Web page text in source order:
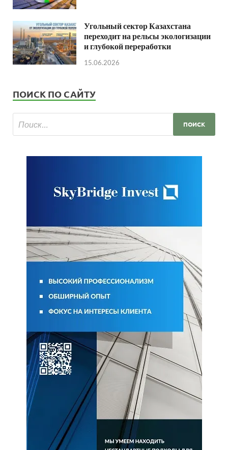
Угольный сектор Казахстана
переходит на рельсы экологизации
и глубокой переработки
15.06.2026
ПОИСК ПО САЙТУ